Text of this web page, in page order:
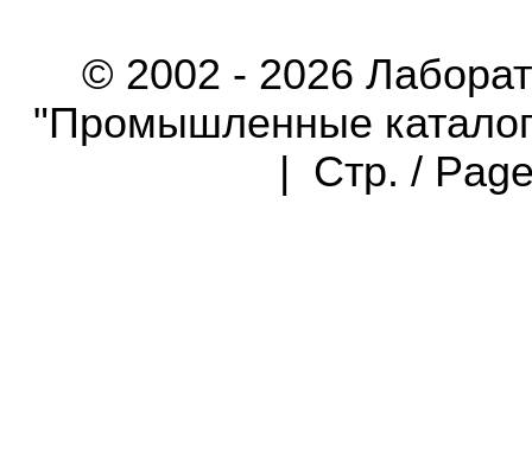
© 2002 - 2026
"Промышленные
| Стр. /